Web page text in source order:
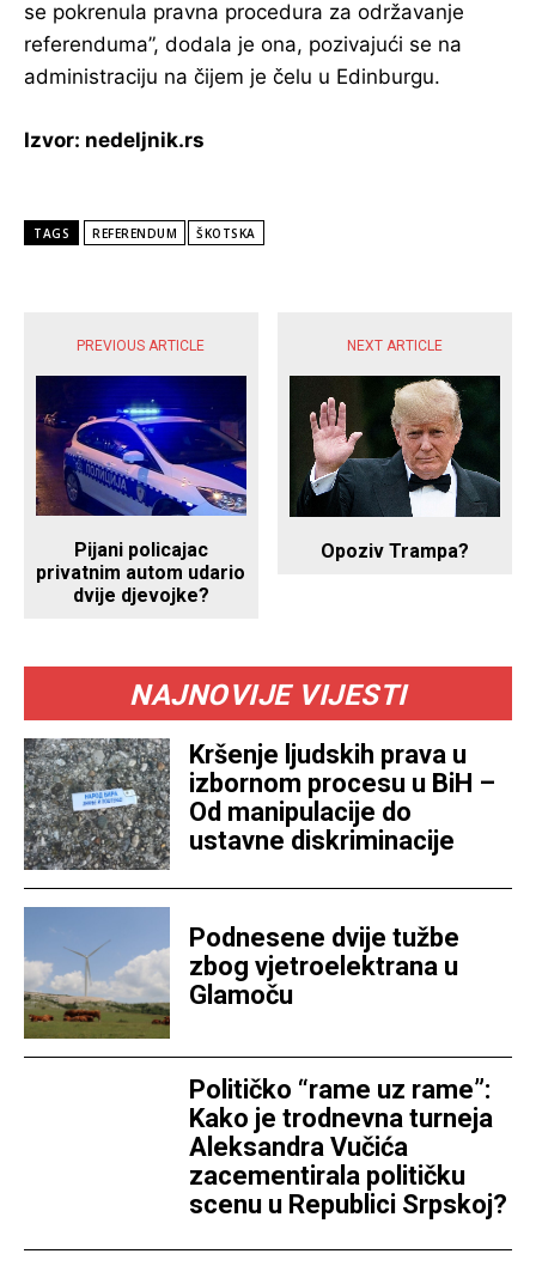
se pokrenula pravna procedura za održavanje
referenduma”, dodala je ona, pozivajući se na
administraciju na čijem je čelu u Edinburgu.
Izvor: nedeljnik.rs
TAGS REFERENDUM ŠKOTSKA
PREVIOUS ARTICLE
Pijani policajac
privatnim autom udario
dvije djevojke?
NEXT ARTICLE
Opoziv Trampa?
NAJNOVIJE VIJESTI
Kršenje ljudskih prava u
izbornom procesu u BiH –
Od manipulacije do
ustavne diskriminacije
Podnesene dvije tužbe
zbog vjetroelektrana u
Glamoču
Političko “rame uz rame”:
Kako je trodnevna turneja
Aleksandra Vučića
zacementirala političku
scenu u Republici Srpskoj?